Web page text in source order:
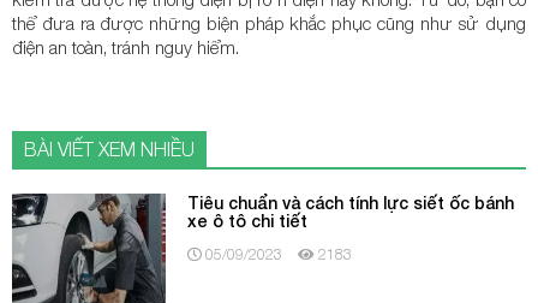
thể đưa ra được những biện pháp khắc phục cũng như sử dụng
điện an toàn, tránh nguy hiểm.
BÀI VIẾT XEM NHIỀU
Tiêu chuẩn và cách tính lực siết ốc bánh
xe ô tô chi tiết
05/09/2023 2183